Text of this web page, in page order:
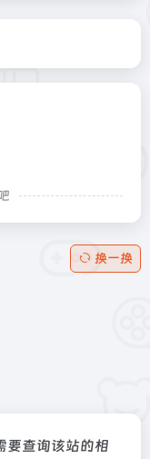
换一换
要查询该站的相